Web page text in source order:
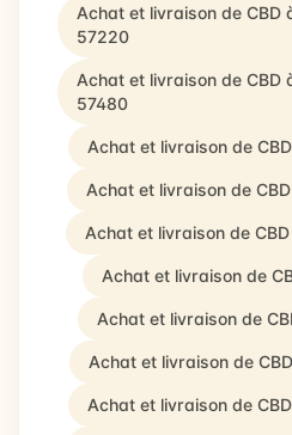
Achat et livraison de CBD
57220
Achat et livraison de CBD
57480
Achat et livraison de
Achat et livraison de
Achat et livraison de
Achat et livraison de
Achat et livraison de
Achat et livraison de
Achat et livraison de